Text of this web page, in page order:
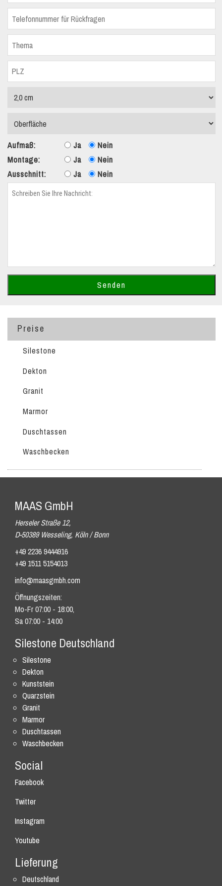
Aufmaß: Ja
Nein
Montage:
Ja
Nein
Ausschnitt:
Ja Nein
Preise
Silestone
Dekton
Granit
Marmor
Duschtassen
Waschbecken
MAAS GmbH
Herseler Straße 12,
D-50389 Wesseling, Köln / Bonn
+49 2236 9444916
+49 1511 5154013
info@maasgmbh.com
Öffnungszeiten:
Mo-Fr 07:00 - 18:00,
Sa 07:00 - 14:00
Silestone Deutschland
Silestone
Dekton
Kunststein
Quarzstein
Granit
Marmor
Duschtassen
Waschbecken
Social
Facebook
Twitter
Instagram
Youtube
Lieferung
Deutschland